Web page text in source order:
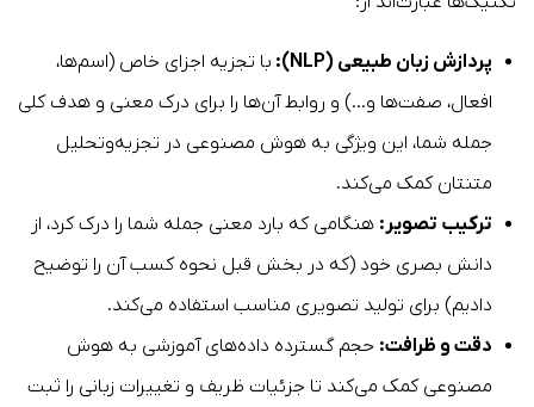
پردازش زبان طبیعی (NLP):
با تجزیه اجزای خاص (اسم‌ها،
افعال، صفت‌ها و…) و روابط آن‌ها را برای درک معنی و هدف کلی
جمله شما، این ویژگی به هوش مصنوعی در تجزیه‌وتحلیل
متنتان کمک می‌کند.
ترکیب تصویر: هنگامی که بارد معنی جمله شما را درک کرد، از
دانش بصری خود (که در بخش قبل نحوه کسب آن را توضیح
دادیم) برای تولید تصویری مناسب استفاده می‌کند.
دقت و ظرافت: حجم گسترده داده‌های آموزشی به هوش
مصنوعی کمک می‌کند تا جزئیات ظریف و تغییرات زبانی را ثبت